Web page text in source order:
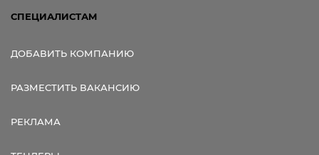
СПЕЦИАЛИСТАМ
ДОБАВИТЬ КОМПАНИЮ
РАЗМЕСТИТЬ ВАКАНСИЮ
РЕКЛАМА